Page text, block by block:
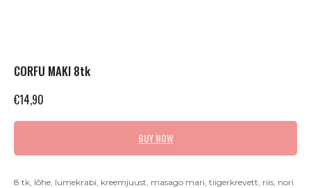
CORFU MAKI 8tk
€14,90
BUY NOW
8 tk, lõhe, lumekrabi, kreemjuust, masago mari, tiigerkrevett, riis, nori